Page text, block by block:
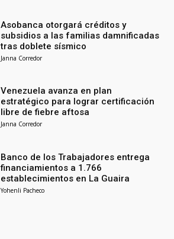
Asobanca otorgará créditos y
subsidios a las familias damnificadas
tras doblete sísmico
Janna Corredor
Venezuela avanza en plan
estratégico para lograr certificación
libre de fiebre aftosa
Janna Corredor
Banco de los Trabajadores entrega
financiamientos a 1.766
establecimientos en La Guaira
Yohenli Pacheco